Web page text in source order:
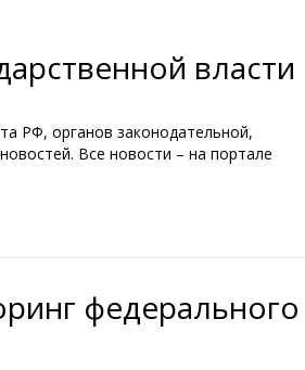
власти
РФ, органов законодательной,
Все новости – на портале
федерального